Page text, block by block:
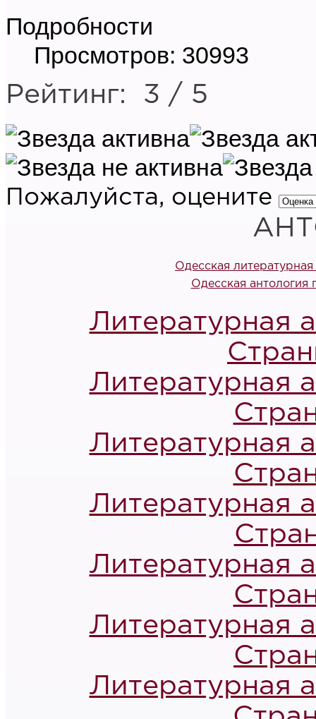
Подробности
Просмотров: 30993
Рейтинг: 3 / 5
Пожалуйста, оцените
Одесская
Одесская антология
Литературная
Литературная
Литературная
Литературная
Литературная
Литературная
Литературная